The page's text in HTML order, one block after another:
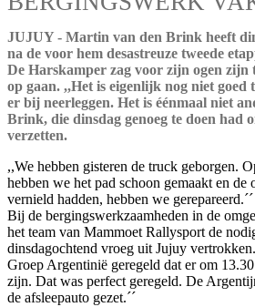
JUJUY - Martin van den Brink heeft
na de voor hem desastreuze tweede
De Harskamper zag voor zijn ogen
op gaan. ,,Het is eigenlijk nog niet goed
er bij neerleggen. Het is éénmaal niet
Brink, die dinsdag genoeg te doen had
verzetten.
,,We hebben gisteren de truck geborgen.
hebben we het pad schoon gemaakt en de
vernield hadden, hebben we gerepareerd.´´
Bij de bergingswerkzaamheden in de
het team van Mammoet Rallysport de
dinsdagochtend vroeg uit Jujuy
Groep Argentinië geregeld dat er om
zijn. Dat was perfect geregeld. De
de afsleepauto gezet.´´